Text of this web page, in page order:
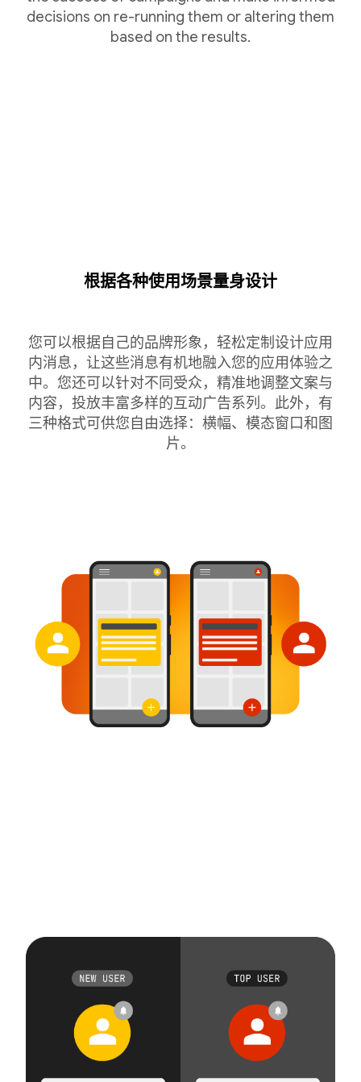
decisions on re-running them or altering them
based on the results.
根据各种使用场景量身设计
您可以根据自己的品牌形象，轻松定制设计应用
内消息，让这些消息有机地融入您的应用体验之
中。您还可以针对不同受众，精准地调整文案与
内容，投放丰富多样的互动广告系列。此外，有
三种格式可供您自由选择：横幅、模态窗口和图
片。